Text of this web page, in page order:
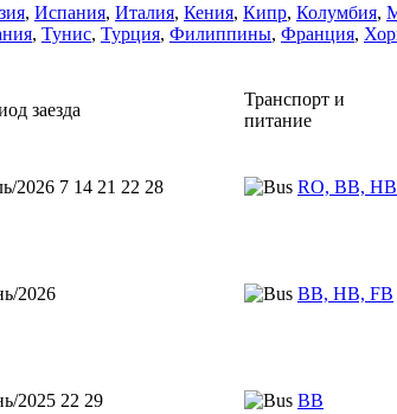
, Испания, Италия, Кения, Кипр, Колумбия,
, Тунис, Турция, Филиппины, Франция,
заезда
Транспорт и
питание
2026 7 14 21 22 28 RO, BB, HB
2026 BB, HB, FB
2025 22 29 BB